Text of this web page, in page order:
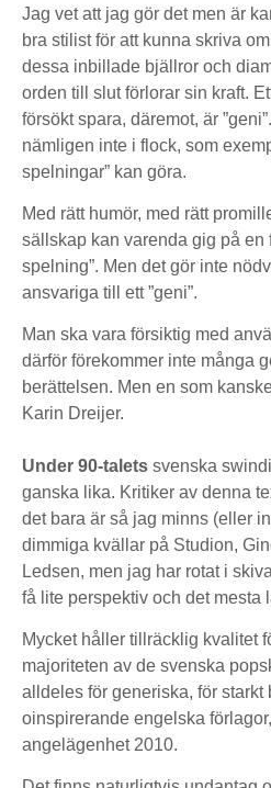
Jag vet att jag gör det men är
bra stilist för att kunna skriva
dessa inbillade bjällror och
orden till slut förlorar sin kraft.
försökt spara, däremot, är
nämligen inte i flock, som
spelningar” kan göra.
Med rätt humör, med rätt
sällskap kan varenda gig på en
spelning”. Men det gör inte
ansvariga till ett ”geni”.
Man ska vara försiktig med
därför förekommer inte många
berättelsen. Men en som
Karin Dreijer.
Under 90-talets svenska
ganska lika. Kritiker av denna
det bara är så jag minns (eller
dimmiga kvällar på Studion,
Ledsen, men jag har rotat i
få lite perspektiv och det mesta
Mycket håller tillräcklig kvalitet
majoriteten av de svenska
alldeles för generiska, för
oinspirerande engelska
angelägenhet 2010.